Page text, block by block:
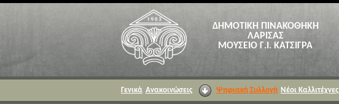
ΔΗΜΟΤΙΚΗ ΠΙΝΑΚΟΘΗΚΗ
ΛΑΡΙΣΑΣ
ΜΟΥΣΕΙΟ Γ.Ι. ΚΑΤΣΙΓΡΑ
Γενικά Ανακοινώσεις Ψηφιακή Συλλογή Νέοι Καλλιτέχνες